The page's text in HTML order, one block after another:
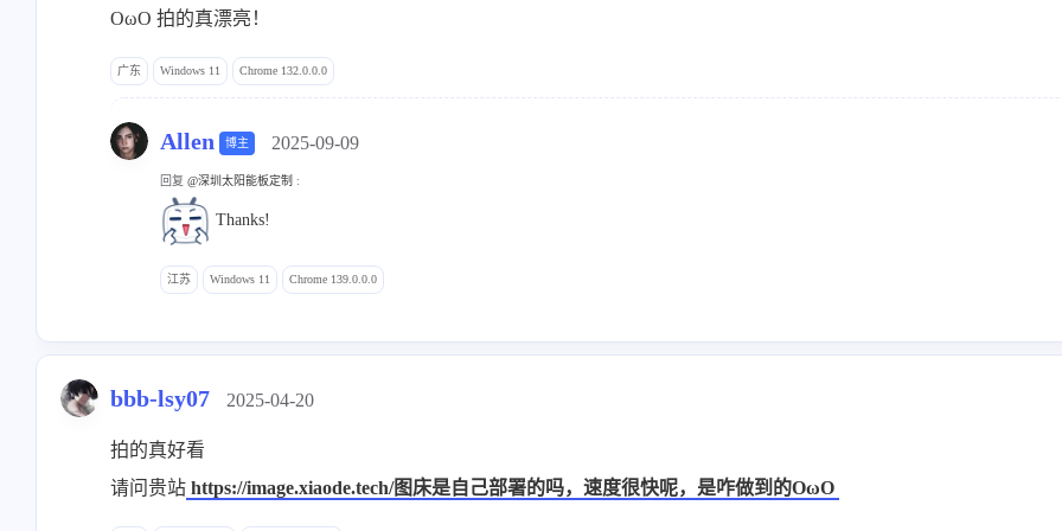
OωO 拍的真漂亮！
广东 Windows 11 Chrome 132.0.0.0
Allen 博主 2025-09-09
回复 @深圳太阳能板定制 :
Thanks!
江苏 Windows 11 Chrome 139.0.0.0
bbb-lsy07 2025-04-20
拍的真好看
请问贵站 https://image.xiaode.tech/图床是自己部署的吗，速度很快呢，是咋做到的OωO